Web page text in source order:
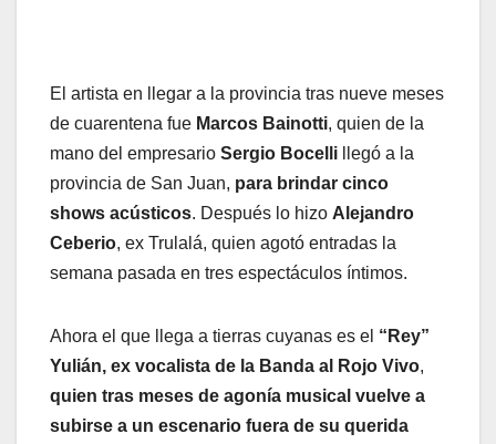
El artista en llegar a la provincia tras nueve meses
de cuarentena fue Marcos Bainotti, quien de la
mano del empresario Sergio Bocelli llegó a la
provincia de San Juan, para brindar cinco
shows acústicos. Después lo hizo Alejandro
Ceberio, ex Trulalá, quien agotó entradas la
semana pasada en tres espectáculos íntimos.
Ahora el que llega a tierras cuyanas es el “Rey”
Yulián, ex vocalista de la Banda al Rojo Vivo,
quien tras meses de agonía musical vuelve a
subirse a un escenario fuera de su querida